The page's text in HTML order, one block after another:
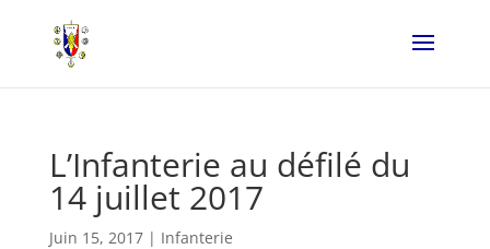
L’Infanterie au défilé du
14 juillet 2017
Juin 15, 2017| Infanterie